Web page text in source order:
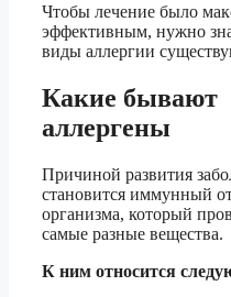
Чтобы лечение было
эффективным, нужно
виды аллергии
Какие бывают
аллергены
Причиной развития
становится иммунный
организма, который
самые разные вещества.
К ним относится